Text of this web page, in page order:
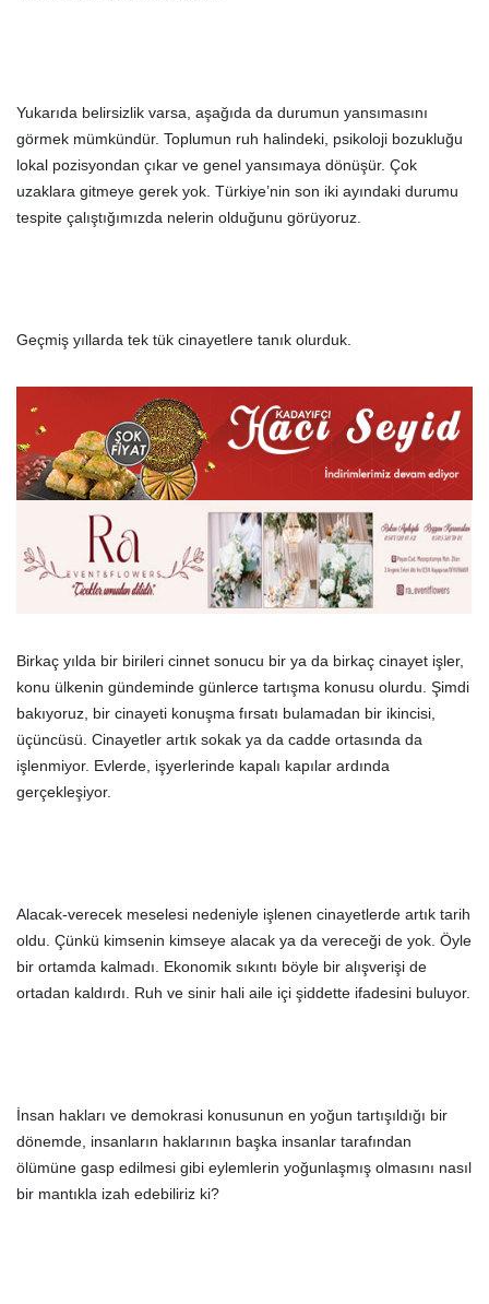
Yukarıda belirsizlik varsa, aşağıda da durumun yansımasını
görmek mümkündür. Toplumun ruh halindeki, psikoloji bozukluğu
lokal pozisyondan çıkar ve genel yansımaya dönüşür. Çok
uzaklara gitmeye gerek yok. Türkiye’nin son iki ayındaki durumu
tespite çalıştığımızda nelerin olduğunu görüyoruz.
Geçmiş yıllarda tek tük cinayetlere tanık olurduk.
Birkaç yılda bir birileri cinnet sonucu bir ya da birkaç cinayet işler,
konu ülkenin gündeminde günlerce tartışma konusu olurdu. Şimdi
bakıyoruz, bir cinayeti konuşma fırsatı bulamadan bir ikincisi,
üçüncüsü. Cinayetler artık sokak ya da cadde ortasında da
işlenmiyor. Evlerde, işyerlerinde kapalı kapılar ardında
gerçekleşiyor.
Alacak-verecek meselesi nedeniyle işlenen cinayetlerde artık tarih
oldu. Çünkü kimsenin kimseye alacak ya da vereceği de yok. Öyle
bir ortamda kalmadı. Ekonomik sıkıntı böyle bir alışverişi de
ortadan kaldırdı. Ruh ve sinir hali aile içi şiddette ifadesini buluyor.
İnsan hakları ve demokrasi konusunun en yoğun tartışıldığı bir
dönemde, insanların haklarının başka insanlar tarafından
ölümüne gasp edilmesi gibi eylemlerin yoğunlaşmış olmasını nasıl
bir mantıkla izah edebiliriz ki?